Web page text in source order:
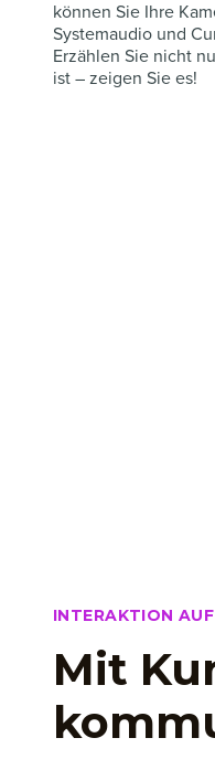
können Sie Ihre
Systemaudio und
Erzählen Sie nicht
ist – zeigen Sie es!
INTERAKTION
Mit